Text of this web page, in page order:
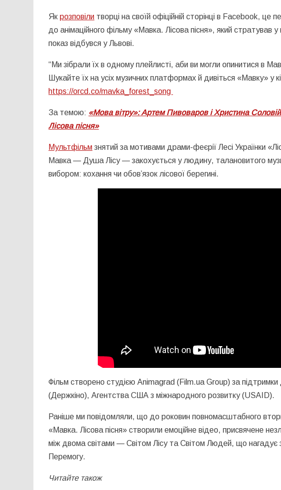
Якрозповіли творці на своїй офіційній сторінці в Facebook,
до анімаційного фільму «Мавка. Лісова пісня», який стратував
показ відбувся у Львові.
“Ми зібрали їх в одному плейлисті, аби ви могли опинитися в
Шукайте їх на усіх музичних платформах й дивіться «Мавку»
https://orcd.co/mavka_forest_song
За темою: «Мова вітру»: Артем Пивоваров і Христина
Лісова пісня»
Мультфільм знятий за мотивами драми-феєрії Лесі Українки
Мавка — Душа Лісу — закохується у людину, талановитого
вибором: кохання чи обов’язок лісової берегині.
Фільм створено студією Animagrad (Film.ua Group) за підтримки
(Держкіно), Агентства США з міжнародного розвитку (USAID).
Раніше ми повідомляли, що до роковин повномасштабного
«Мавка. Лісова пісня» створили емоційне відео, присвячене
між двома світами — Світом Лісу та Світом Людей, що нагадує
Перемогу.
Читайте також